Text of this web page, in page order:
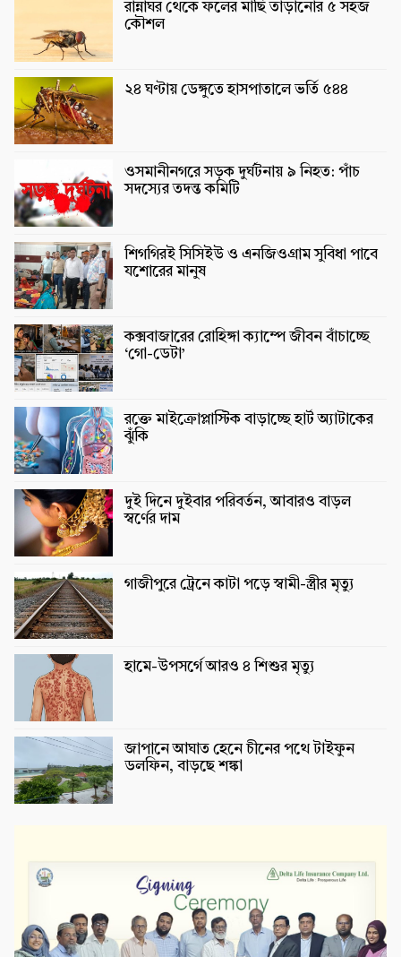
রান্নাঘর থেকে ফলের মাছি তাড়ানোর ৫ সহজ
কৌশল
২৪ ঘণ্টায় ডেঙ্গুতে হাসপাতালে ভর্তি ৫৪৪
ওসমানীনগরে সড়ক দুর্ঘটনায় ৯ নিহত: পাঁচ
সদস্যের তদন্ত কমিটি
শিগগিরই সিসিইউ ও এনজিওগ্রাম সুবিধা পাবে
যশোরের মানুষ
কক্সবাজারের রোহিঙ্গা ক্যাম্পে জীবন বাঁচাচ্ছে
‘গো-ডেটা’
রক্তে মাইক্রোপ্লাস্টিক বাড়াচ্ছে হার্ট অ্যাটাকের
ঝুঁকি
দুই দিনে দুইবার পরিবর্তন, আবারও বাড়ল
স্বর্ণের দাম
গাজীপুরে ট্রেনে কাটা পড়ে স্বামী-স্ত্রীর মৃত্যু
হামে-উপসর্গে আরও ৪ শিশুর মৃত্যু
জাপানে আঘাত হেনে চীনের পথে টাইফুন
ডলফিন, বাড়ছে শঙ্কা